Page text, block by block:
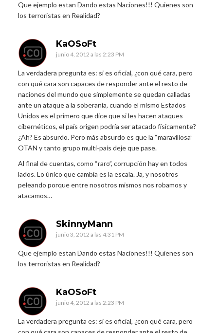
Que ejemplo estan Dando estas Naciones!!! Quienes son
los terroristas en Realidad?
KaOSoFt
junio 4, 2012 a las 2:23 PM
La verdadera pregunta es: si es oficial, ¿con qué cara, pero
con qué cara son capaces de responder ante el resto de
naciones del mundo que simplemente se quedan calladas
ante un ataque a la soberanía, cuando el mismo Estados
Unidos es el primero que dice que si les hacen ataques
cibernéticos, el país origen podría ser atacado físicamente?
¿Ah? Es absurdo. Pero más absurdo es que la “maravillosa”
OTAN y tanto grupo multi-país deje que pase.
Al final de cuentas, como “raro”, corrupción hay en todos
lados. Lo único que cambia es la escala. Ja, y nosotros
peleando porque entre nosotros mismos nos robamos y
atacamos…
SkinnyMann
junio 3, 2012 a las 4:31 PM
Que ejemplo estan Dando estas Naciones!!! Quienes son
los terroristas en Realidad?
KaOSoFt
junio 4, 2012 a las 2:23 PM
La verdadera pregunta es: si es oficial, ¿con qué cara, pero